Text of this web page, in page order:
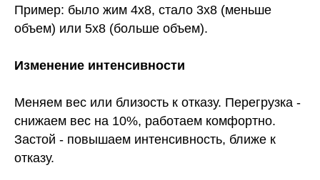
Пример: было жим 4х8, стало 3х8 (меньше
объем) или 5х8 (больше объем).
Изменение интенсивности
Меняем вес или близость к отказу. Перегрузка -
снижаем вес на 10%, работаем комфортно.
Застой - повышаем интенсивность, ближе к
отказу.